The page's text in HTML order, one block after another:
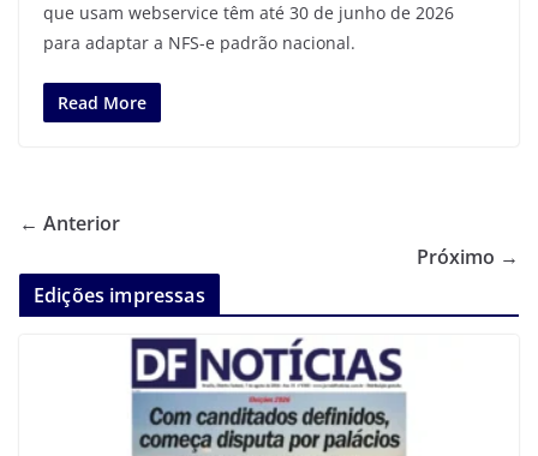
que usam webservice têm até 30 de junho de 2026
para adaptar a NFS-e padrão nacional.
Read More
← Anterior
Próximo →
Edições impressas